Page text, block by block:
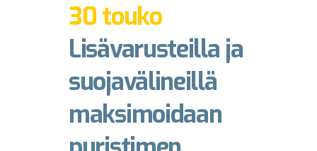
30 touko
Lisävarusteilla ja
suojavälineillä
maksimoidaan